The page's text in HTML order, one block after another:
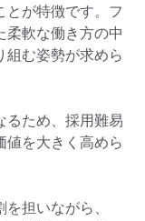
とが特徴です。フ
柔軟な働き方の中
組む姿勢が求めら
るため、採用難易
値を大きく高めら
担いながら、